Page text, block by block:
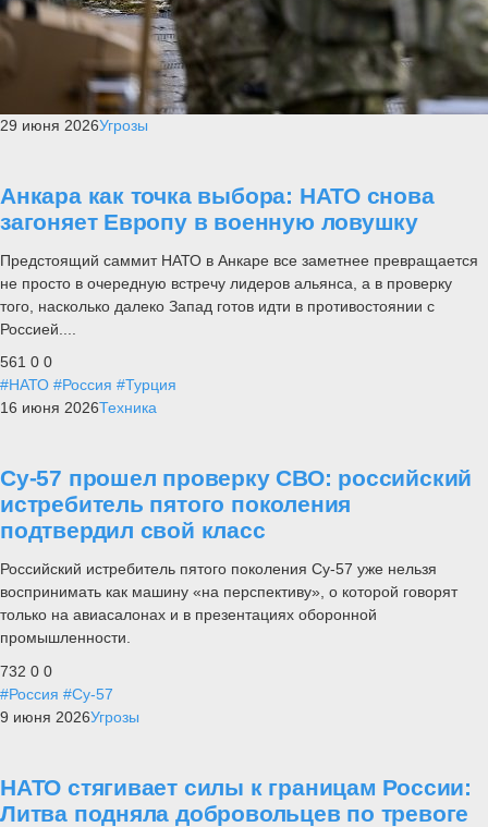
29 июня 2026Угрозы
Анкара как точка выбора: НАТО снова
загоняет Европу в военную ловушку
Предстоящий саммит НАТО в Анкаре все заметнее превращается
не просто в очередную встречу лидеров альянса, а в проверку
того, насколько далеко Запад готов идти в противостоянии с
Россией....
561 0 0
#НАТО #Россия #Турция
16 июня 2026Техника
Су-57 прошел проверку СВО: российский
истребитель пятого поколения
подтвердил свой класс
Российский истребитель пятого поколения Су-57 уже нельзя
воспринимать как машину «на перспективу», о которой говорят
только на авиасалонах и в презентациях оборонной
промышленности.
732 0 0
#Россия #Су-57
9 июня 2026Угрозы
НАТО стягивает силы к границам России:
Литва подняла добровольцев по тревоге